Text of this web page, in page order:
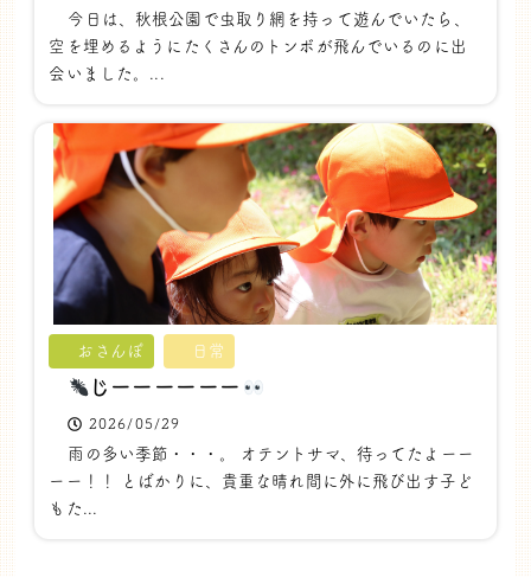
今日は、秋根公園で虫取り網を持って遊んでいたら、
空を埋めるようにたくさんのトンボが飛んでいるのに出
会いました。...
おさんぽ 日常
じーーーーーー
2026/05/29
雨の多い季節・・・。 オテントサマ、待ってたよーー
ーー！！ とばかりに、貴重な晴れ間に外に飛び出す子ど
もた...